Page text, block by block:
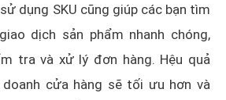
dụng SKU cũng giúp các bạn tìm
dịch sản phẩm nhanh chóng,
tra và xử lý đơn hàng. Hệu quả
cửa hàng sẽ tối ưu hơn và